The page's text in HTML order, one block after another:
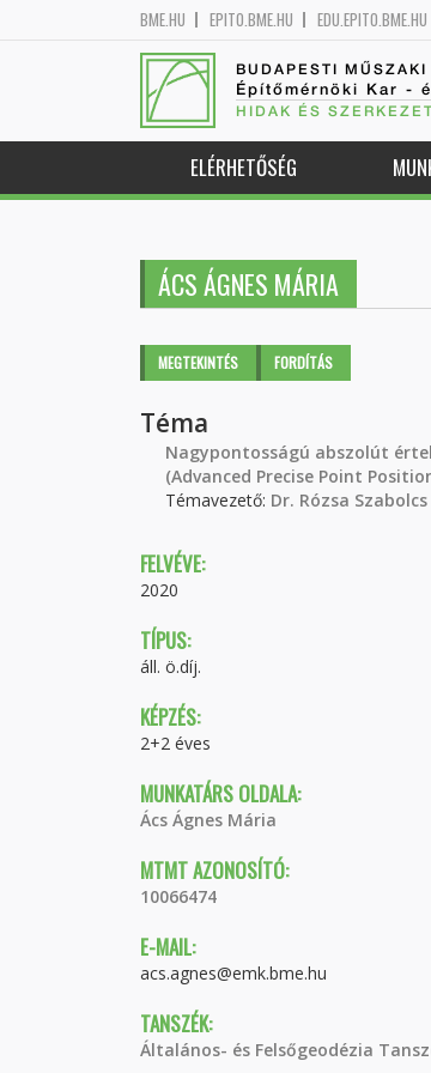
BME.HU EPITO.BME.HU EDU.EPITO.BME.HU
BUDAPESTI
Építőmérnöki Kar -
HIDAK ÉS
ELÉRHETŐSÉG
ÁCS ÁGNES MÁRIA
Elsődleges fülek
MEGTEKINTÉS (AKTÍVFORDÍTÁS
Téma
Nagypontosságú abszolút
(Advanced Precise Point
Témavezető: Dr. Rózsa Szabolcs
FELVÉVE:
2020
TÍPUS:
áll. ö.díj.
KÉPZÉS:
2+2 éves
MUNKATÁRS OLDALA:
Ács Ágnes Mária
MTMT AZONOSÍTÓ:
10066474
E-MAIL:
acs.agnes@emk.bme.hu
TANSZÉK:
Általános- és Felsőgeodézia